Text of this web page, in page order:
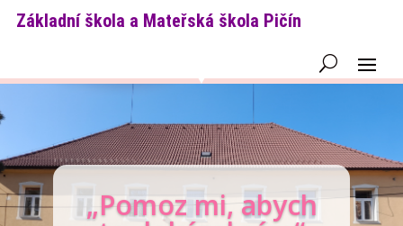
Základní škola a Mateřská škola Pičín
„Pomoz mi, abych